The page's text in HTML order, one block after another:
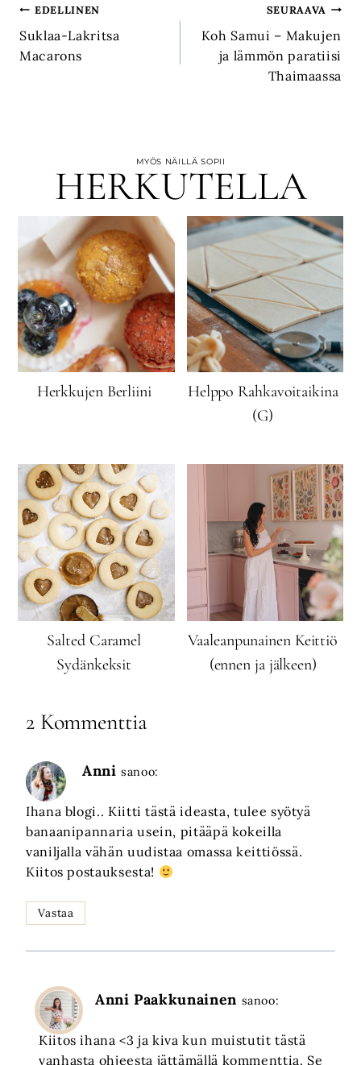
Artikkelien
selaus
EDELLINEN
Suklaa-Lakritsa
Macarons
SEURAAVA
Koh Samui – Makujen
ja lämmön paratiisi
Thaimaassa
MYÖS NÄILLÄ SOPII
HERKUTELLA
Herkkujen Berliini
Helppo Rahkavoitaikina
(G)
Salted Caramel
Sydänkeksit
Vaaleanpunainen Keittiö
(ennen ja jälkeen)
2 Kommenttia
Anni sanoo:
Ihana blogi.. Kiitti tästä ideasta, tulee syötyä
banaanipannaria usein, pitääpä kokeilla
vaniljalla vähän uudistaa omassa keittiössä.
Kiitos postauksesta!
Vastaa
Anni Paakkunainen sanoo:
Kiitos ihana <3 ja kiva kun muistutit tästä
vanhasta ohjeesta jättämällä kommenttia. Se